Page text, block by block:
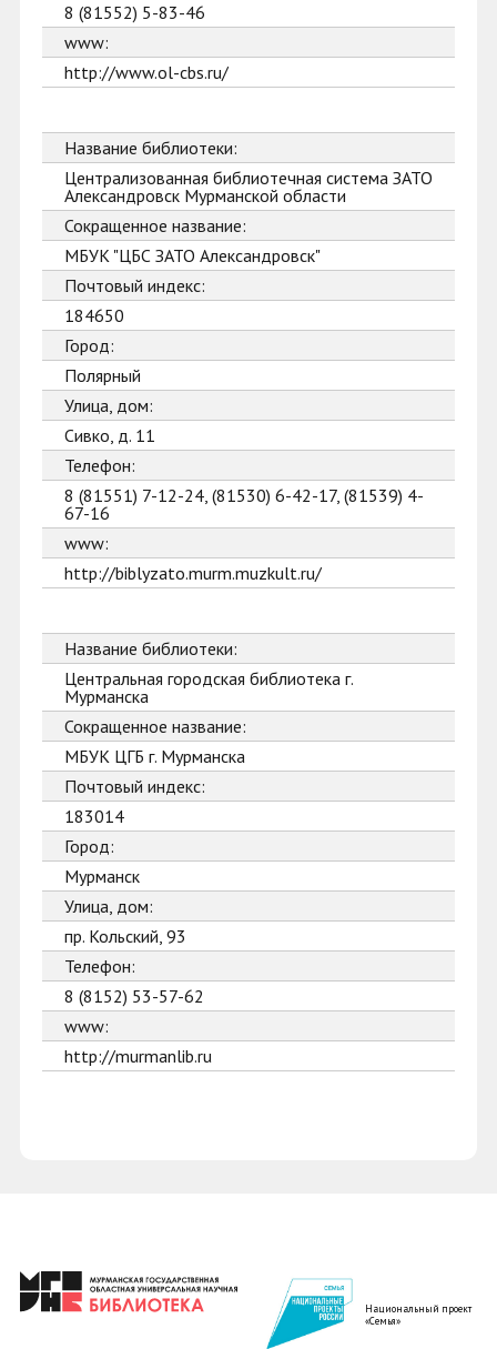
8 (81552) 5-83-46
www:
http://www.ol-cbs.ru/
Название библиотеки:
Централизованная библиотечная система ЗАТО
Александровск Мурманской области
Сокращенное название:
МБУК "ЦБС ЗАТО Александровск"
Почтовый индекс:
184650
Город:
Полярный
Улица, дом:
Сивко, д. 11
Телефон:
8 (81551) 7-12-24, (81530) 6-42-17, (81539) 4-
67-16
www:
http://biblyzato.murm.muzkult.ru/
Название библиотеки:
Центральная городская библиотека г.
Мурманска
Сокращенное название:
МБУК ЦГБ г. Мурманска
Почтовый индекс:
183014
Город:
Мурманск
Улица, дом:
пр. Кольский, 93
Телефон:
8 (8152) 53-57-62
www:
http://murmanlib.ru
Национальный проект
«Семья»